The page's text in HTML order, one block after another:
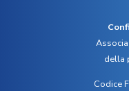
della
Codice